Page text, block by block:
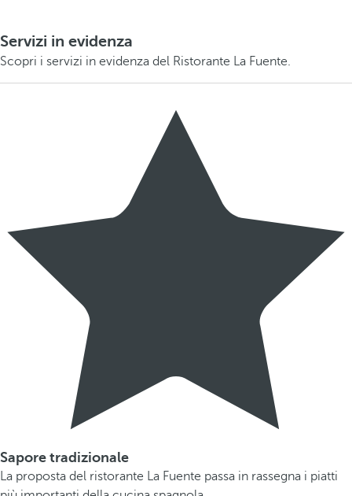
Servizi in evidenza
Scopri i servizi in evidenza del Ristorante La Fuente.
Sapore tradizionale
La proposta del ristorante La Fuente passa in rassegna i piatti